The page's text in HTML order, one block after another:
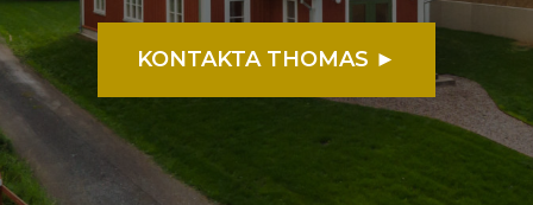
KONTAKTA THOMAS ►